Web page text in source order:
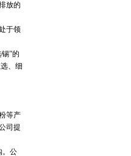
放的
于领
”的
、细
等产
司提
。公